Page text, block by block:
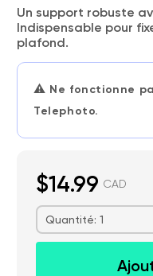
Un support robuste
Indispensable pour
plafond.
⚠️ Ne fonctionne
Telephoto.
$14.99 CAD
Quantité: 1
More